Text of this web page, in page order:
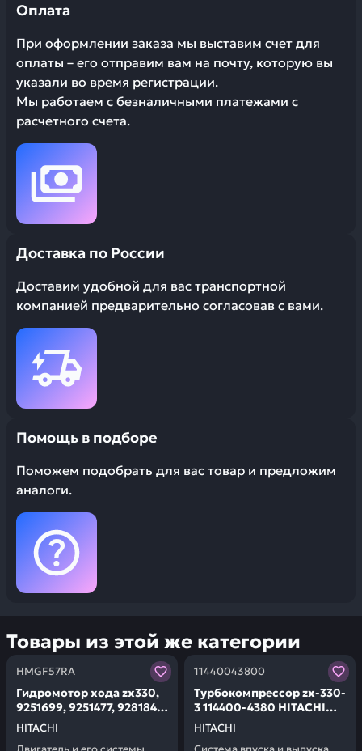
Оплата
При оформлении заказа мы выставим счет для
оплаты – его отправим вам на почту, которую вы
указали во время регистрации.
Мы работаем с безналичными платежами с
расчетного счета.
Доставка по России
Доставим удобной для вас транспортной
компанией предварительно согласовав с вами.
Помощь в подборе
Поможем подобрать для вас товар и предложим
аналоги.
Товары из этой же категории
HMGF57RA
HITACHI
Гидромотор хода zx330,
9251699, 9251477, 9281841
HITACHI HMGF57RA
Заказывая запчасти у нас, вы получаете гарантию
11440043800
HITACHI
Турбокомпрессор zx-330-
3 114400-4380 HITACHI
11440043800
Заказывая запчасти у